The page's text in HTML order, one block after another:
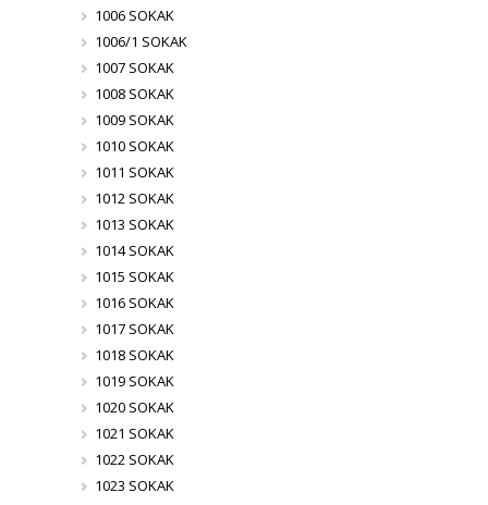
1006 SOKAK
1006/1 SOKAK
1007 SOKAK
1008 SOKAK
1009 SOKAK
1010 SOKAK
1011 SOKAK
1012 SOKAK
1013 SOKAK
1014 SOKAK
1015 SOKAK
1016 SOKAK
1017 SOKAK
1018 SOKAK
1019 SOKAK
1020 SOKAK
1021 SOKAK
1022 SOKAK
1023 SOKAK